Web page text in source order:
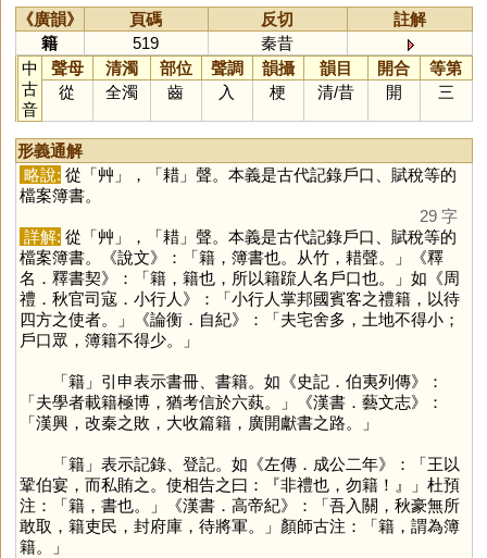
《廣韻》 頁碼 反切
註解
籍
519
秦昔
中
古
音
聲母 清濁 部位 聲調 韻攝 韻目 開合
等第
從
全濁 齒 入 梗 清/昔 開 三
形義通解
略說: 從「艸 」，「耤」聲。本義是古代記錄戶口、賦稅等的
檔案簿書。
29 字
詳解: 從「艸 」，「耤」聲。本義是古代記錄戶口、賦稅等的
檔案簿書。《說文》：「籍，簿書也。从竹，耤聲。」《釋
名．釋書契》：「籍，籍也，所以籍䟽人名戶口也。」如《周
禮．秋官司寇．小行人》：「小行人掌邦國賓客之禮籍，以待
四方之使者。」《論衡．自紀》：「夫宅舍多，土地不得小；
戶口眾，簿籍不得少。」
「籍」引申表示書冊、書籍。如《史記．伯夷列傳》：
「夫學者載籍極博，猶考信於六蓺。」《漢書．藝文志》：
「漢興，改秦之敗，大收篇籍，廣開獻書之路。」
「籍」表示記錄、登記。如《左傳．成公二年》：「王以
鞏伯宴，而私賄之。使相告之曰：『非禮也，勿籍！』」杜預
注：「籍，書也。」《漢書．高帝紀》：「吾入關，秋豪無所
敢取，籍吏民，封府庫，待將軍。」顏師古注：「籍，謂為簿
籍。」